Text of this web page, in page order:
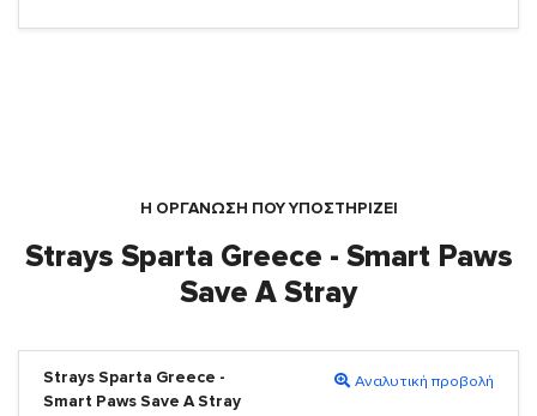
Η ΟΡΓΆΝΩΣΗ ΠΟΥ ΥΠΟΣΤΗΡΙΖΕΙ
Strays Sparta Greece - Smart Paws
Save A Stray
Strays Sparta Greece -
Smart Paws Save A Stray
Αναλυτική προβολή